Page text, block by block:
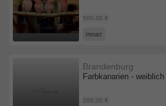
500,00 €
PRIVAT
Farbkanarien - weiblich
Brandenburg
200,00 €